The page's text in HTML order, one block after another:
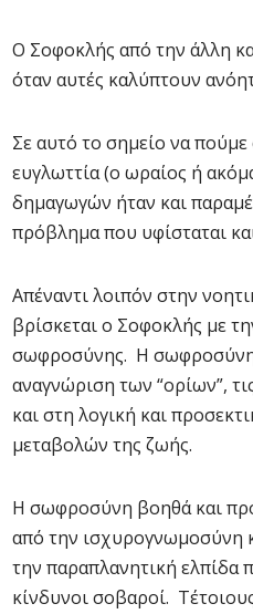
Ο Σοφοκλής από την άλλη
όταν αυτές καλύπτουν
Σε αυτό το σημείο να πούμε
ευγλωττία (ο ωραίος ή
δημαγωγών ήταν και
πρόβλημα που υφίσταται
Απέναντι λοιπόν στην
βρίσκεται ο Σοφοκλής με
σωφροσύνης. Η σωφροσύνη
αναγνώριση των “ορίων”,
και στη λογική και
μεταβολών της ζωής.
Η σωφροσύνη βοηθά και
από την ισχυρογνωμοσύνη
την παραπλανητική ελπίδα
κίνδυνοι σοβαροί.